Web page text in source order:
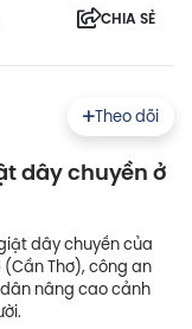
CHIA SẺ
Theo dõi
dây chuyền ở
dây chuyền của
(Cần Thơ), công an
nâng cao cảnh